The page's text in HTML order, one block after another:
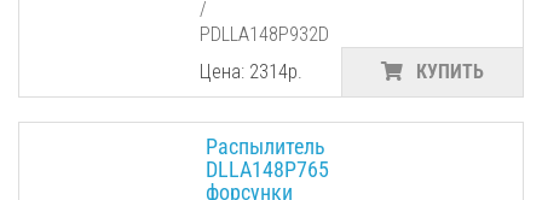
/
PDLLA148P932D
Цена: 2314р.
КУПИТЬ
Распылитель
DLLA148P765
форсунки